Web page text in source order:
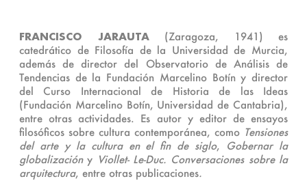
FRANCISCO JARAUTA (Zaragoza, 1941) es
catedrático de Filosofía de la Universidad de Murcia,
además de director del Observatorio de Análisis de
Tendencias de la Fundación Marcelino Botín y director
del Curso Internacional de Historia de las Ideas
(Fundación Marcelino Botín, Universidad de Cantabria),
entre otras actividades. Es autor y editor de ensayos
filosóficos sobre cultura contemporánea, como Tensiones
del arte y la cultura en el fin de siglo, Gobernar la
globalizacióny Viollet- Le-Duc. Conversaciones sobre la
arquitectura, entre otras publicaciones.